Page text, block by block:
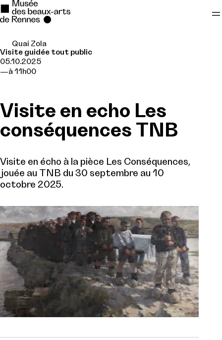
Se rendre au
Contenu principal
Quai Zola
Visite guidée tout public
05.10.2025
à 11h00
Visite en echo Les
conséquences TNB
Visite en écho à la pièce Les Conséquences,
jouée au TNB du 30 septembre au 10
octobre 2025.